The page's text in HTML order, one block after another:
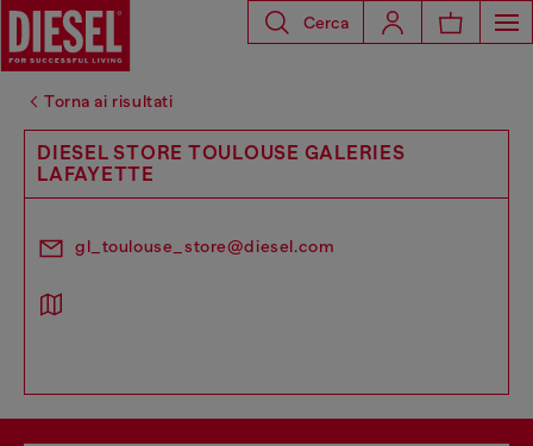
Cerca
Torna ai risultati
DIESEL STORE TOULOUSE GALERIES
LAFAYETTE
gl_toulouse_store@diesel.com